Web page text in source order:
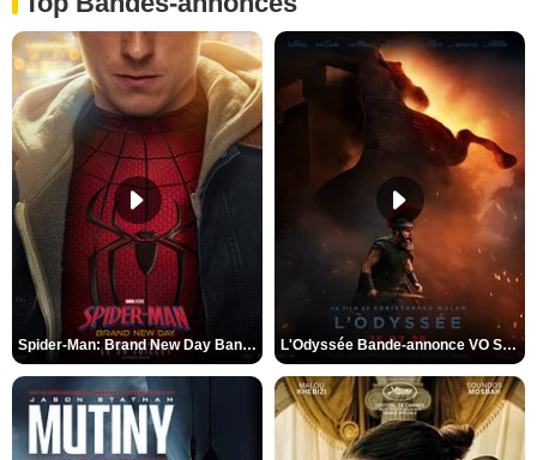
Spider-Man: Brand New Day Bande-annonce VO STFR L'Odyssée Bande-annonce VO STFR